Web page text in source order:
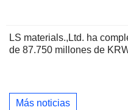
LS materials.,Ltd. ha
de 87.750 millones de
Más noticias